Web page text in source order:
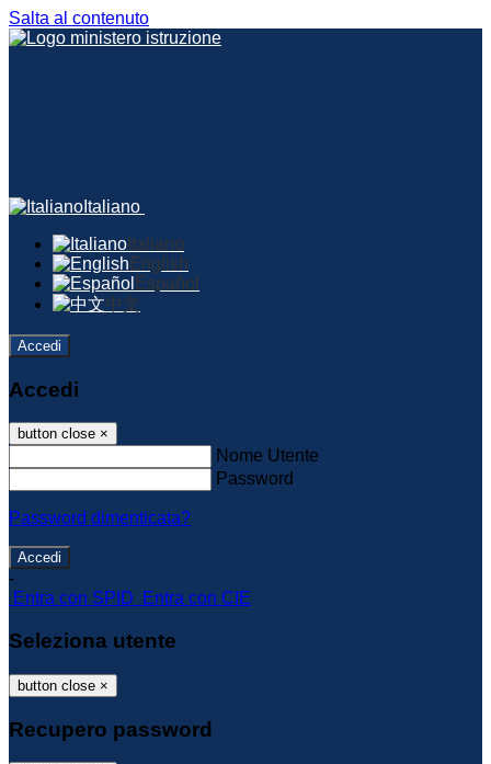
Salta al contenuto
Italiano
Italiano
English
Español
中文
Accedi
Accedi
button close ×
Nome Utente
Password
Password dimenticata?
-
Entra con SPID
Entra con CIE
Seleziona utente
button close ×
Recupero password